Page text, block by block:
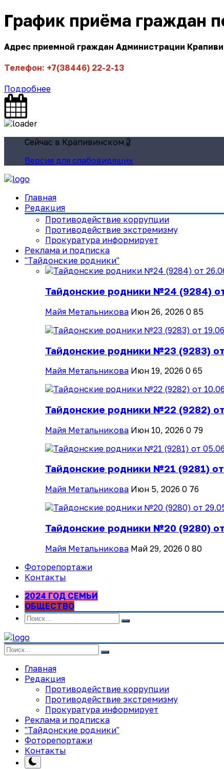
График приёма граждан
Адрес приемной граждан Администрации
Телефон: +7(38446) 22-2-13
Подробнее
Сейчас в Крапивинском
Версия для слабовидящих
Главная
Редакция
Противодействие коррупции
Противодействие экстремизму
Прокуратура информирует
Реклама и подписка
"Тайдонские родники"
Тайдонские родники №24 (9284)
Майя Метальникова Июн 26, 2026 0 85
Тайдонские родники №23 (9283)
Майя Метальникова Июн 19, 2026 0 65
Тайдонские родники №22 (9282)
Майя Метальникова Июн 10, 2026 0 79
Тайдонские родники №21 (9281)
Майя Метальникова Июн 5, 2026 0 76
Тайдонские родники №20 (9280)
Майя Метальникова Май 29, 2026 0 80
Фоторепортажи
Контакты
2024 ГОД СЕМЬИ
ОБЩЕСТВО
Главная
Редакция
Противодействие коррупции
Противодействие экстремизму
Прокуратура информирует
Реклама и подписка
"Тайдонские родники"
Фоторепортажи
Контакты